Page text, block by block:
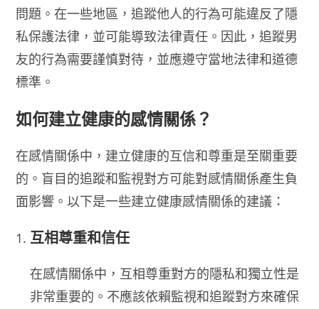
問題。在一些地區，追蹤他人的行為可能違反了隱
私保護法律，並可能導致法律責任。因此，追蹤男
友的行為需要謹慎對待，並應遵守當地法律和道德
標準。
如何建立健康的感情關係？
在感情關係中，建立健康的互信和尊重是至關重要
的。盲目的追蹤和監視對方可能對感情關係產生負
面影響。以下是一些建立健康感情關係的建議：
互相尊重和信任
在感情關係中，互相尊重對方的隱私和獨立性是
非常重要的。不應該依賴監視和追蹤對方來確保